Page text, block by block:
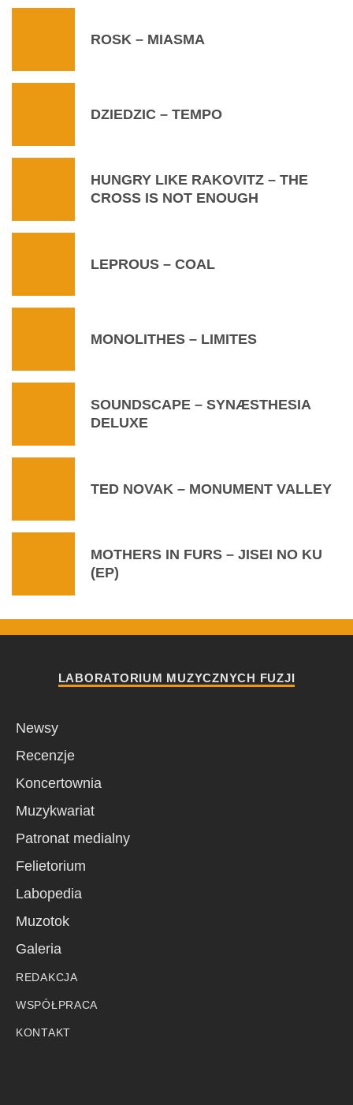
ROSK – MIASMA
DZIEDZIC – TEMPO
HUNGRY LIKE RAKOVITZ – THE
CROSS IS NOT ENOUGH
LEPROUS – COAL
MONOLITHES – LIMITES
SOUNDSCAPE – SYNÆSTHESIA
DELUXE
TED NOVAK – MONUMENT VALLEY
MOTHERS IN FURS – JISEI NO KU
(EP)
LABORATORIUM MUZYCZNYCH FUZJI
Newsy
Recenzje
Koncertownia
Muzykwariat
Patronat medialny
Felietorium
Labopedia
Muzotok
Galeria
REDAKCJA
WSPÓŁPRACA
KONTAKT